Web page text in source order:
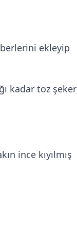
ekleyip
kadar toz şeker
ince kıyılmış